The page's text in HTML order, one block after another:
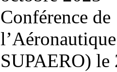
Conférence
SUPAERO) le